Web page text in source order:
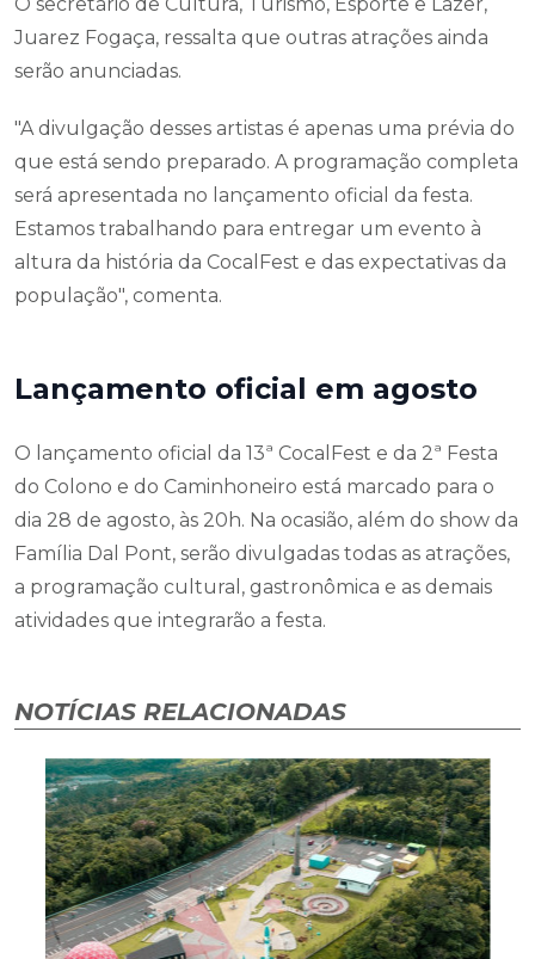
O secretário de Cultura, Turismo, Esporte e Lazer,
Juarez Fogaça, ressalta que outras atrações ainda
serão anunciadas.
"A divulgação desses artistas é apenas uma prévia do
que está sendo preparado. A programação completa
será apresentada no lançamento oficial da festa.
Estamos trabalhando para entregar um evento à
altura da história da CocalFest e das expectativas da
população", comenta.
Lançamento oficial em agosto
O lançamento oficial da 13ª CocalFest e da 2ª Festa
do Colono e do Caminhoneiro está marcado para o
dia 28 de agosto, às 20h. Na ocasião, além do show da
Família Dal Pont, serão divulgadas todas as atrações,
a programação cultural, gastronômica e as demais
atividades que integrarão a festa.
NOTÍCIAS RELACIONADAS